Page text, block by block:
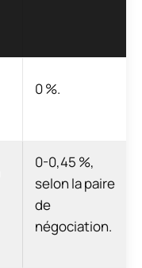
0 %.
0-0,45 %,
selon la paire
de
négociation.